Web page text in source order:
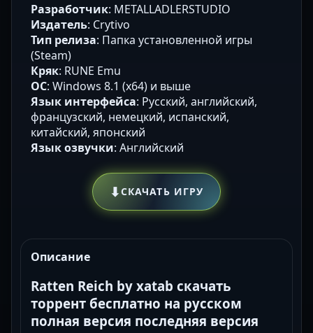
Разработчик: METALLADLERSTUDIO
Издатель: Crytivo
Тип релиза: Папка установленной игры
(Steam)
Кряк: RUNE Emu
ОС: Windows 8.1 (x64) и выше
Язык интерфейса: Русский, английский,
французский, немецкий, испанский,
китайский, японский
Язык озвучки: Английский
⬇СКАЧАТЬ ИГРУ
Описание
Ratten Reich by xatab скачать
торрент бесплатно на русском
полная версия последняя версия